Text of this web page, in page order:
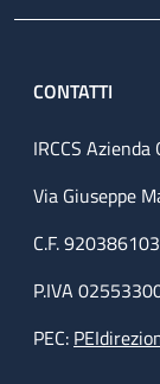
CONTATTI
IRCCS
Via Giuseppe
C.F.
P.IVA
PEC: